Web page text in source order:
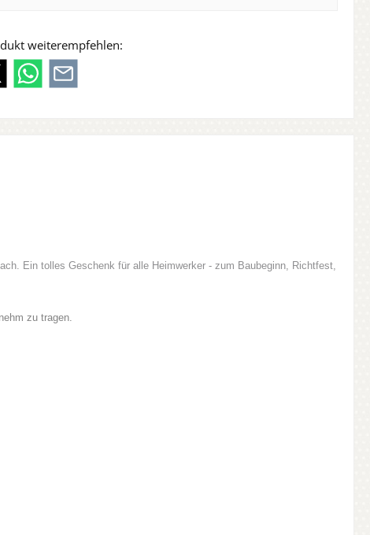
weiterempfehlen:
Ein tolles Geschenk für alle Heimwerker - zum Baubeginn, Richtfest,
zu tragen.